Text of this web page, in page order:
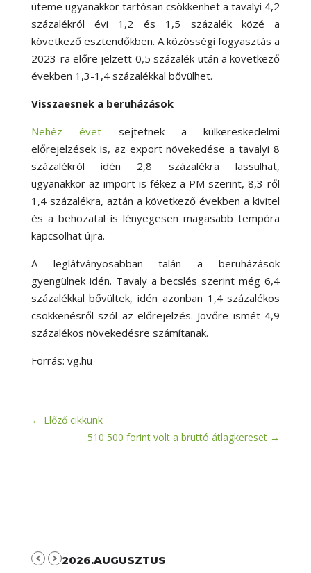
üteme ugyanakkor tartósan csökkenhet a tavalyi 4,2
százalékról évi 1,2 és 1,5 százalék közé a
következő esztendőkben. A közösségi fogyasztás a
2023-ra előre jelzett 0,5 százalék után a következő
években 1,3-1,4 százalékkal bővülhet.
Visszaesnek a beruházások
Nehéz évet
sejtetnek a külkereskedelmi
előrejelzések is, az export növekedése a tavalyi 8
százalékról idén 2,8 százalékra lassulhat,
ugyanakkor az import is fékez a PM szerint, 8,3-ről
1,4 százalékra, aztán a következő években a kivitel
és a behozatal is lényegesen magasabb tempóra
kapcsolhat újra.
A leglátványosabban talán a beruházások
gyengülnek idén. Tavaly a becslés szerint még 6,4
százalékkal bővültek, idén azonban 1,4 százalékos
csökkenésről szól az előrejelzés. Jövőre ismét 4,9
százalékos növekedésre számítanak.
Forrás: vg.hu
← Előző cikkünk
510 500 forint volt a bruttó átlagkereset →
2026.AUGUSZTUS